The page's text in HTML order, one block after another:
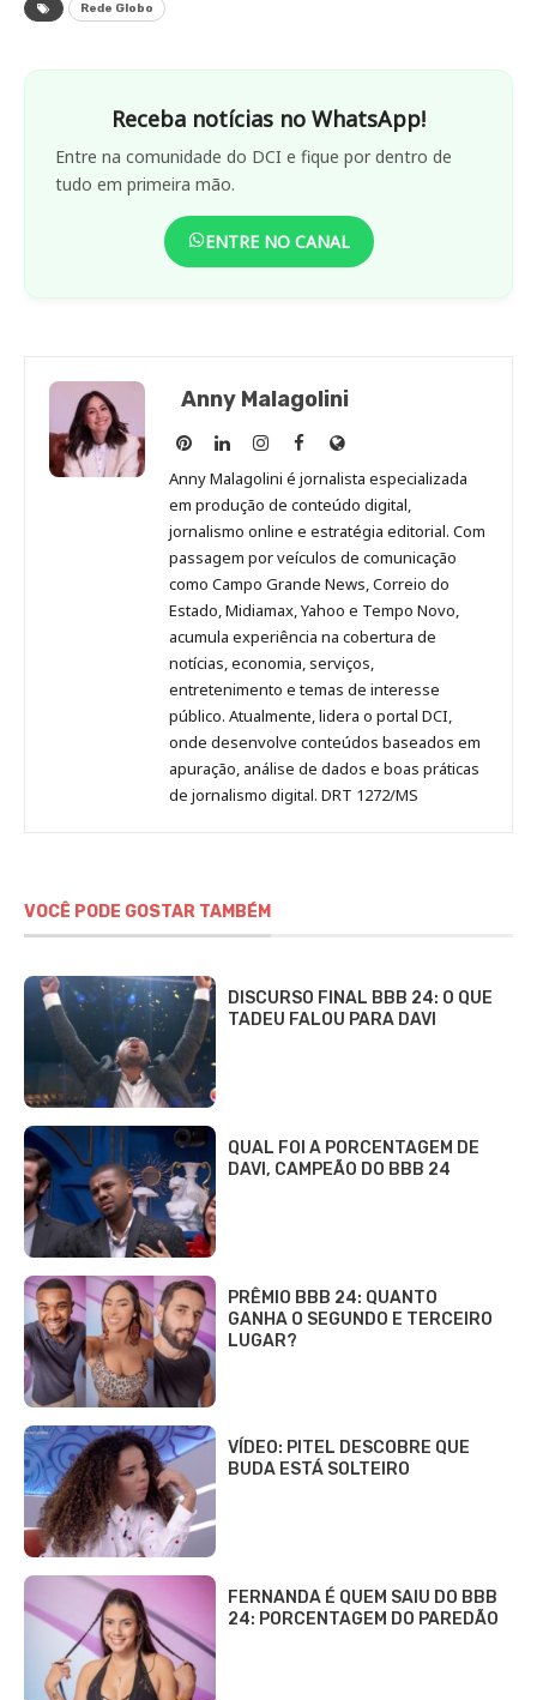
Rede Globo
Receba notícias no WhatsApp!
Entre na comunidade do DCI e fique por dentro de
tudo em primeira mão.
ENTRE NO CANAL
Anny Malagolini
Anny
Malagolini
no
Pinterest
Anny
Malagolini
no
LinkedIn
Anny
Malagolini
no
Instagram
Anny
Malagolini
no
Facebook
Site
de
Anny
Malagolini
Anny Malagolini é jornalista especializada
em produção de conteúdo digital,
jornalismo online e estratégia editorial. Com
passagem por veículos de comunicação
como Campo Grande News, Correio do
Estado, Midiamax, Yahoo e Tempo Novo,
acumula experiência na cobertura de
notícias, economia, serviços,
entretenimento e temas de interesse
público. Atualmente, lidera o portal DCI,
onde desenvolve conteúdos baseados em
apuração, análise de dados e boas práticas
de jornalismo digital. DRT 1272/MS
VOCÊ PODE GOSTAR TAMBÉM
DISCURSO FINAL BBB 24: O QUE
TADEU FALOU PARA DAVI
QUAL FOI A PORCENTAGEM DE
DAVI, CAMPEÃO DO BBB 24
PRÊMIO BBB 24: QUANTO
GANHA O SEGUNDO E TERCEIRO
LUGAR?
VÍDEO: PITEL DESCOBRE QUE
BUDA ESTÁ SOLTEIRO
FERNANDA É QUEM SAIU DO BBB
24: PORCENTAGEM DO PAREDÃO